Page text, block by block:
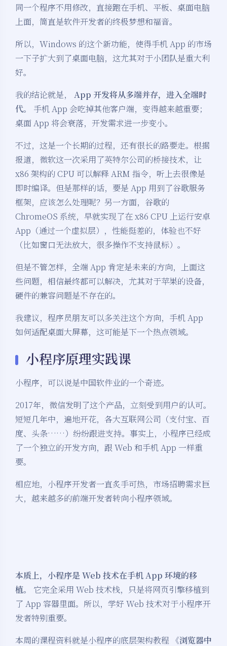
同一个程序不用修改，直接跑在手机、平板、桌面电脑
上面，简直是软件开发者的终极梦想和福音。
所以，Windows 的这个新功能，使得手机 App 的市场
一下子扩大到了桌面电脑，这尤其对于小团队是重大利
好。
我的结论就是， App 开发将从多端并存，进入全端时
代。
手机 App 会吃掉其他客户端，变得越来越重要；
桌面 App 将会衰落，开发需求进一步变小。
不过，这是一个长期的过程，还有很长的路要走。根据
报道，微软这一次采用了英特尔公司的桥接技术，让
x86 架构的 CPU 可以解释 ARM 指令，听上去很像是
即时编译。但是那样的话，要是 App 用到了谷歌服务
框架，应该怎么处理呢？另一方面，谷歌的
ChromeOS 系统，早就实现了在 x86 CPU 上运行安卓
App（通过一个虚拟层），性能挺差的，体验也不好
（比如窗口无法放大，很多操作不支持鼠标）。
但是不管怎样，全端 App 肯定是未来的方向，上面这
些问题，相信最终都可以解决，尤其对于苹果的设备，
硬件的兼容问题是不存在的。
我建议，程序员朋友可以多关注这个方向，手机 App
如何适配桌面大屏幕，这可能是下一个热点领域。
小程序原理实践课
小程序，可以说是中国软件业的一个奇迹。
2017年，微信发明了这个产品，立刻受到用户的认可。
短短几年中，遍地开花，各大互联网公司（支付宝、百
度、头条……）纷纷跟进支持。事实上，小程序已经成
了一个独立的开发方向，跟 Web 和手机 App 一样重
要。
相应地，小程序开发者一直炙手可热，市场招聘需求巨
大，越来越多的前端开发者转向小程序领域。
本质上，小程序是 Web 技术在手机 App 环境的移
植。
它完全采用 Web 技术栈，只是将网页引擎移植到
了 App 容器里面。所以，学好 Web 技术对于小程序开
发者特别重要。
本周的课程资料就是小程序的底层架构教程 《浏览器中